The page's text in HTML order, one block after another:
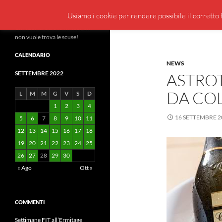
Vai
contenuto
NEWS
DA
16 SETTEMBRE
Chi vuol fare trova i mezzi, chi
non vuole trova le scuse!
CALENDARIO
SETTEMBRE 2022
L M M G V S
D
1
2 3
4
5
6 7 8 9 10
11
12
13 14 15 16 17
18
19 20 21 22 23 24 25
26 27 28 29
30
« Ago
Ott »
COMMENTI
Settimane FIT all’Ermitage
Usiamo i cookie per rendere possibile il